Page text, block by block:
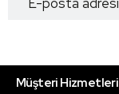
Müşteri Hizmetleri